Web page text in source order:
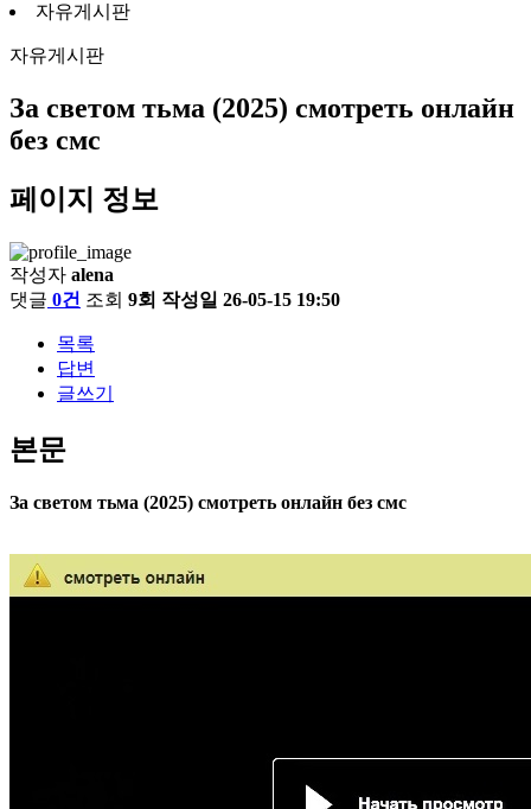
자유게시판
자유게시판
За светом тьма (2025) смотреть онлайн
без смс
페이지 정보
작성자 alena
댓글 0건 조회 9회 작성일 26-05-15 19:50
목록
답변
글쓰기
본문
За светом тьма (2025) смотреть онлайн без смс